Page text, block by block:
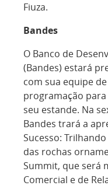
Fiuza.
Bandes
O Banco de
(Bandes) estará
com sua equipe
programação
seu estande. Na
Bandes trará a
Sucesso:
das rochas
Summit, que será
Comercial e de